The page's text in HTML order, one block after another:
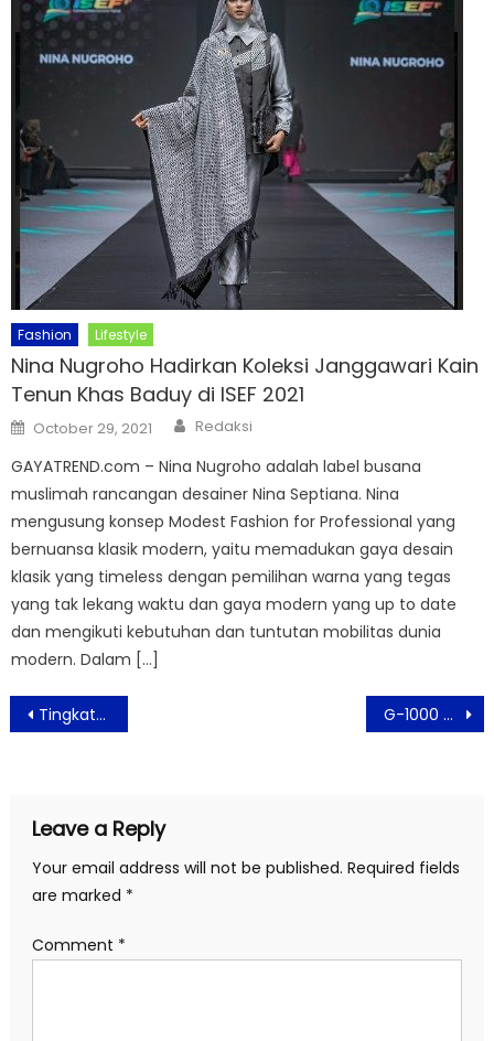
Fashion Lifestyle
Nina Nugroho Hadirkan Koleksi Janggawari Kain
Tenun Khas Baduy di ISEF 2021
Posted
on
October 29, 2021 Author
Redaksi
GAYATREND.com – Nina Nugroho adalah label busana
muslimah rancangan desainer Nina Septiana. Nina
mengusung konsep Modest Fashion for Professional yang
bernuansa klasik modern, yaitu memadukan gaya desain
klasik yang timeless dengan pemilihan warna yang tegas
yang tak lekang waktu dan gaya modern yang up to date
dan mengikuti kebutuhan dan tuntutan mobilitas dunia
modern. Dalam […]
Post
navigation
Tingkatkan Layanan, Eka Hospital Pekanbaru Tambahkan 200% Kapasitas Unit Hemodialisa G-1000 The Durable Fjällräven Tampilkan Gaya Trendy Ramah Lingkungan
Leave a Reply
Your email address will not be published. Required fields
are marked *
Comment *